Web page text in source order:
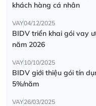
khách hàng cá nhân
VAY04/12/2025
BIDV triển khai gói vay
năm 2026
VAY10/10/2025
BIDV giới thiệu gói tín
5%/năm
VAY26/03/2025